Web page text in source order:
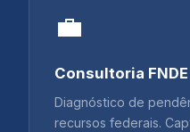
💼
Consultoria FNDE
Diagnóstico de
recursos federais.